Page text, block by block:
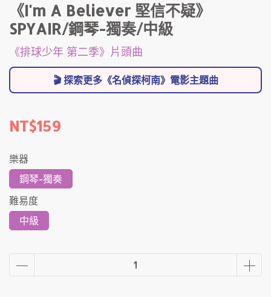
《I'm A Believer 堅信不疑》
SPYAIR/鋼琴-獨奏/中級
《排球少年 第二季》片頭曲
🎬 探索更多《名偵探柯南》電影主題曲
NT$159
樂器
鋼琴-獨奏
難易度
中級